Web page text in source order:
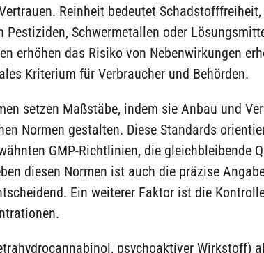
Reinheit bedeutet
Pestiziden, Schwermetallen oder
erhöhen das Risiko von Nebenwirkungen
Kriterium für Verbraucher und Behörden.
setzen Maßstäbe, indem sie Anbau und
Normen gestalten. Diese Standards
GMP-Richtlinien, die gleichbleibende
diesen Normen ist auch die präzise
Ein weiterer Faktor ist die
psychoaktiver Wirkstoff)